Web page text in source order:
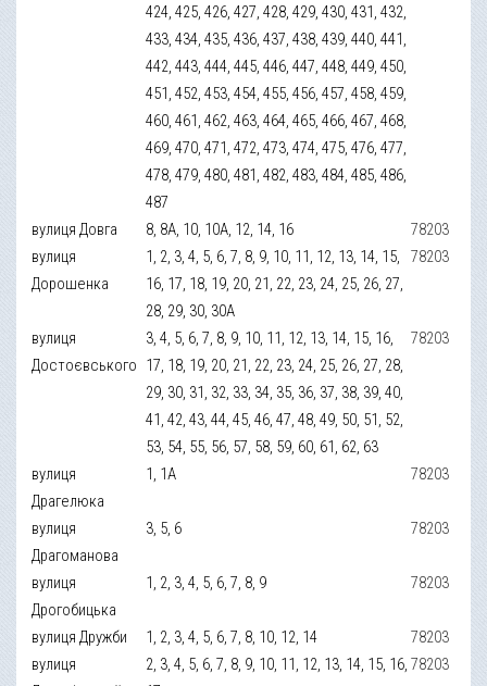
424, 425, 426, 427, 428, 429, 430, 431, 432,
433, 434, 435, 436, 437, 438, 439, 440, 441,
442, 443, 444, 445, 446, 447, 448, 449, 450,
451, 452, 453, 454, 455, 456, 457, 458, 459,
460, 461, 462, 463, 464, 465, 466, 467, 468,
469, 470, 471, 472, 473, 474, 475, 476, 477,
478, 479, 480, 481, 482, 483, 484, 485, 486,
487
вулиця Довга 8, 8А, 10, 10А, 12, 14, 16
78203
вулиця
Дорошенка
1, 2, 3, 4, 5, 6, 7, 8, 9, 10, 11, 12, 13, 14, 15,
16, 17, 18, 19, 20, 21, 22, 23, 24, 25, 26, 27,
28, 29, 30, 30А
78203
вулиця
Достоєвського
3, 4, 5, 6, 7, 8, 9, 10, 11, 12, 13, 14, 15, 16,
17, 18, 19, 20, 21, 22, 23, 24, 25, 26, 27, 28,
29, 30, 31, 32, 33, 34, 35, 36, 37, 38, 39, 40,
41, 42, 43, 44, 45, 46, 47, 48, 49, 50, 51, 52,
53, 54, 55, 56, 57, 58, 59, 60, 61, 62, 63
78203
вулиця
Драгелюка
1, 1А 78203
вулиця
Драгоманова
3, 5, 6 78203
вулиця
Дрогобицька
1, 2, 3, 4, 5, 6, 7, 8, 9 78203
вулиця Дружби 1, 2, 3, 4, 5, 6, 7, 8, 10, 12, 14
78203
вулиця
2, 3, 4, 5, 6, 7, 8, 9, 10, 11, 12, 13, 14, 15, 16, 78203